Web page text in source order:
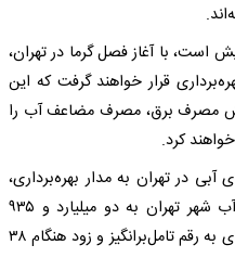
است، با آغاز فصل گرما در تهران،
قرار خواهند گرفت که این
مصرف برق، مصرف مضاعف آب را
کرد.
آبی در تهران به مدار بهره‌برداری،
علاوه بر افزایش مصرف برق، مصرف آب شهر تهران به دو میلیارد و ۹۳۵
میلیون لیتر در شبانه‌روز و مصرف لحظه‌ای به رقم تامل‌برانگیز و زود هنگام ۳۸